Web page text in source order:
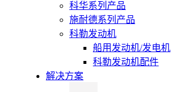
科华系列产品
施耐德系列产品
科勒发动机
船用发动机/发电机
科勒发动机配件
解决方案